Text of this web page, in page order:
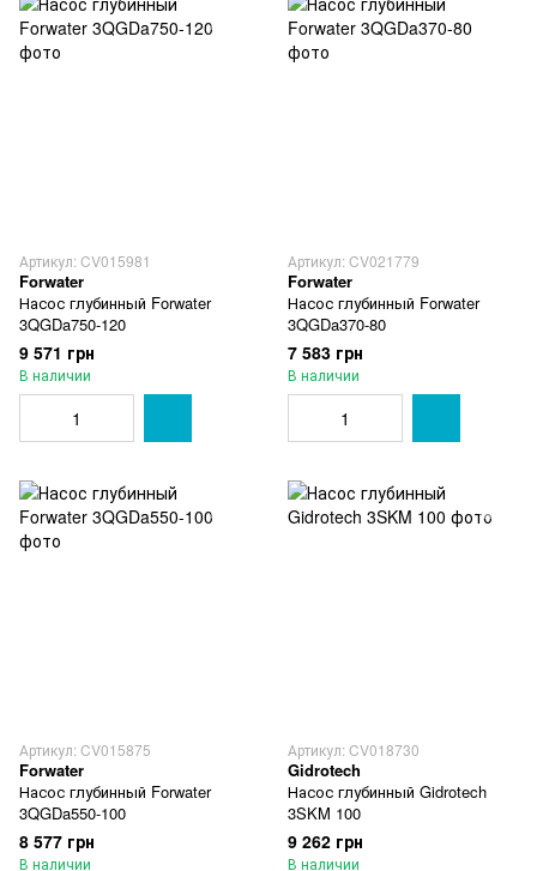
Артикул: CV015981
Forwater
Насос глубинный Forwater
3QGDa750-120
9 571 грн
В наличии
Артикул: CV021779
Forwater
Насос глубинный Forwater
3QGDa370-80
7 583 грн
В наличии
Артикул: CV015875
Forwater
Насос глубинный Forwater
3QGDa550-100
8 577 грн
В наличии
Артикул: CV018730
Gidrotech
Насос глубинный Gidrotech
3SKM 100
9 262 грн
В наличии